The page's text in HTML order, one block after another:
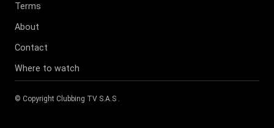
Terms
About
Contact
Where to watch
© Copyright Clubbing TV S.A.S .